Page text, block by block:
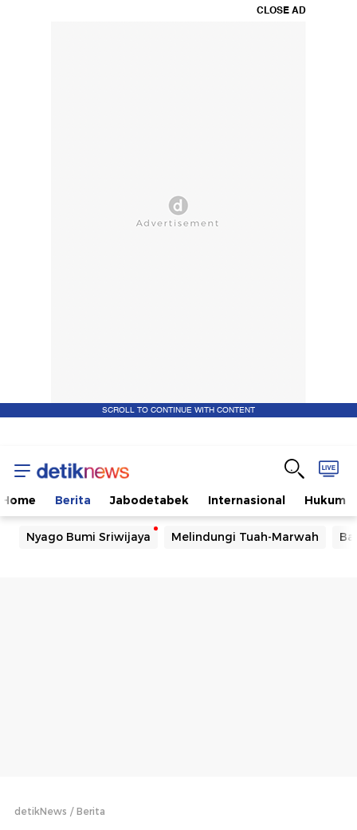
CLOSE AD
SCROLL TO CONTINUE WITH CONTENT
Home Berita Jabodetabek Internasional Hukum
Nyago Bumi Sriwijaya Melindungi Tuah-Marwah
detikNews Berita